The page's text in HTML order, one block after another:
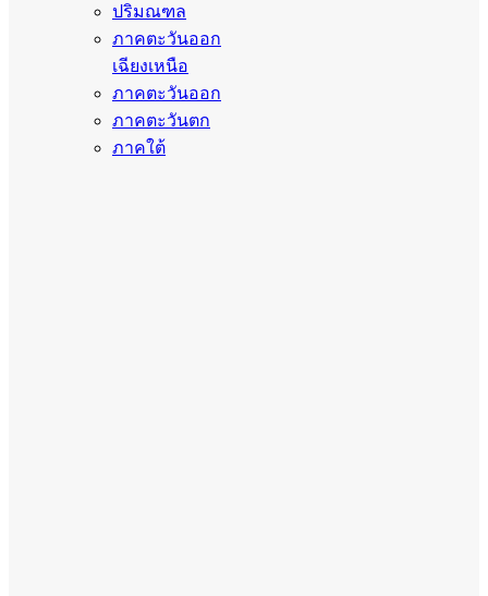
ปริมณฑล
ภาคตะวันออก
เฉียงเหนือ
ภาคตะวันออก
ภาคตะวันตก
ภาคใต้